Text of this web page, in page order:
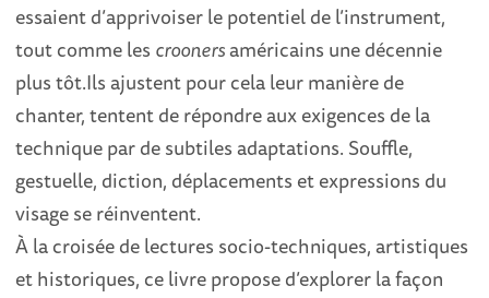
essaient d’apprivoiser le potentiel de l’instrument,
tout comme les croonersaméricains une décennie
plus tôt.Ils ajustent pour cela leur manière de
chanter, tentent de répondre aux exigences de la
technique par de subtiles adaptations. Souffle,
gestuelle, diction, déplacements et expressions du
visage se réinventent.
À la croisée de lectures socio-techniques, artistiques
et historiques, ce livre propose d’explorer la façon